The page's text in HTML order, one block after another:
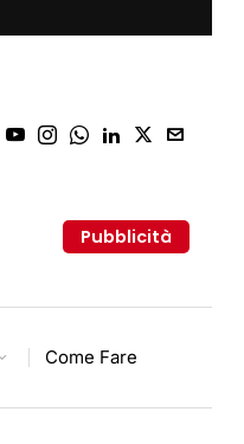
Pubblicità
Come Fare